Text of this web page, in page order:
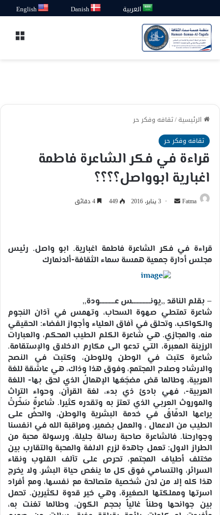
العربية Danish
English
الرئيسية/ثقافه وفكر حر
ثقافه وفكر حر
قراءة في فكر الشاعرة فاطمة
اغبارية ابوواصل؟؟؟؟
Fatma
أرسل 3 يناير، 2016 449
قراءة في فكر الشاعرة فاطمة اغبارية. ابو واصل. رئيس
مجلس أدارة جمعية همسة سماء الثقافة-ألدنمارك
– بقلم الناقد ,,يونــــــــــــس عــــــــــودة,,
شاعرة تمتطي صهوة السحاب، وتهمس في آذان النجوم
والكواكب، وتحلق في آفاق العلياء وأجواز الفضاء: الحقيقي
منه، والمجازي. هي شاعرة الكلم الطيب المحكم، والعبارات
الرزينة المعبرة، التي تدعو الى مكارم الاخلاق والإستقامة.
شاعرة كتبت في الوطن وللوطن، وكتبت في النصح
والارشاد وصلاح المجتمع، وفوق هذا وذاك، هي عاشقة للغة
العربية، وطالما قض مضجَعَها الإهمالُ الذي لحق بها- اللغة
العربية-، فهي بادئ ذي بدء، لغة القرآن، وحواء التراث
والموروث العربي الذي تعتز به وتقدره كثيرا. شاعرةٌ سَخّرتْ
يراعها الدفّاقُ في خدمة البشرية والوطن، والحضِّ على
الطيب من الاعمال ، والعمل بضمير، ومراقبة الله في انفسنا
وجوارحنا. فالشاعرة صاحبة رسالة جليلة، ورسولة محبة من
الطراز الاول: تعمل جاهدة لزرع الالفة والمحبة والتقارب بين
مختلف أطياف المجتمع، تحرص على تآلف القلوب ونقاء
السرائر، والتسامي فوق كل ما ينغص حياة البشر. ولا يخرج
هذا كله إلا من لدن شخصية متصالحة مع نفسها، ومع أفراد
اسرتها ومملكتها الصغيرة، وهي خير قدوة لكثيرين. تحمل
بين جوانحها وطناً غالياً بحجم الكون، وطالما تغنت به،